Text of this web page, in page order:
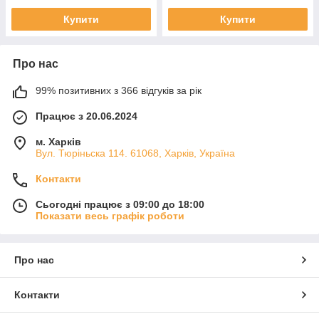
покриття діаметром 3-4 метри.
Робочий тиск:
Оптимальна робота при тиску від 1
вузли з антикраплею (захист від стікання води після
відключення системи), стійки та фітинги.
Замовляйте мікроджети Presto-PS оптом та в роздріб!
сьогодні. Швидка доставка по Україні, гарантія якості та
консультації щодо підбору обладнання.
Купити Купити
Про нас
99% позитивних з 366 відгуків за рік
Працює з 20.06.2024
м. Харків
Вул. Тюріньска 114. 61068, Харків, Україна
Контакти
Сьогодні працює з 09:00 до 18:00
Показати весь графік роботи
Про нас
Контакти